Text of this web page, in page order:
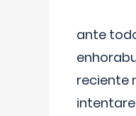
ante
reciente